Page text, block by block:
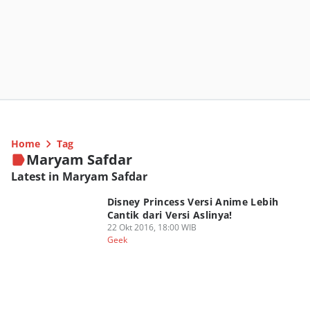
Home Tag
Maryam Safdar
Latest in Maryam Safdar
Disney Princess Versi Anime Lebih
Cantik dari Versi Aslinya!
22 Okt 2016, 18:00 WIB
Geek